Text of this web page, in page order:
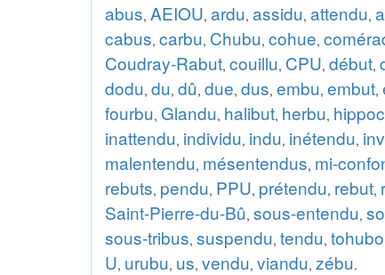
abus, AEIOU, ardu, assidu, attendu,
cabus, carbu, Chubu, cohue,
Coudray-Rabut, couillu, CPU, début,
dodu, du, dû, due, dus, embu, embut,
fourbu, Glandu, halibut, herbu,
inattendu, individu, indu, inétendu,
malentendu, mésentendus, mi-
rebuts, pendu, PPU, prétendu, rebut,
Saint-Pierre-du-Bû, sous-entendu,
sous-tribus, suspendu, tendu,
U, urubu, us, vendu, viandu, zébu.